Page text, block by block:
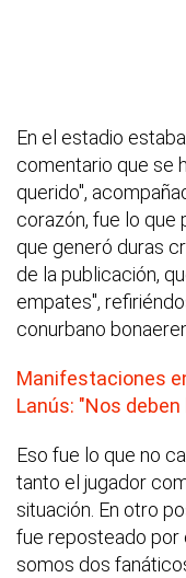
En el estadio
comentario que se
querido",
corazón, fue lo que
que generó duras
de la publicación,
empates",
conurbano
Manifestaciones
Lanús: "Nos
Eso fue lo que no
tanto el jugador
situación. En otro
fue reposteado por
somos dos